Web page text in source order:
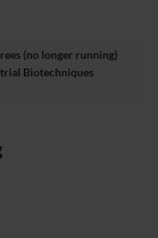
(no longer running)
Biotechniques